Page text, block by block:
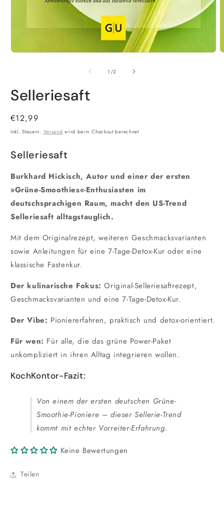
1 /von
2
Selleriesaft
Normaler
Preis
€12,99
Inkl. Steuern. Versand wird beim Checkout berechnet
Selleriesaft
Burkhard Hickisch, Autor und einer der ersten
»Grüne-Smoothies«-Enthusiasten im
deutschsprachigen Raum, macht den US-Trend
Selleriesaft alltagstauglich.
Mit dem Originalrezept, weiteren Geschmacksvarianten
sowie Anleitungen für eine 7-Tage-Detox-Kur oder eine
klassische Fastenkur.
Der kulinarische Fokus: Original-Selleriesaftrezept,
Geschmacksvarianten und eine 7-Tage-Detox-Kur.
Der Vibe: Pioniererfahren, praktisch und detox-orientiert.
Für wen: Für alle, die das grüne Power-Paket
unkompliziert in ihren Alltag integrieren wollen.
KochKontor-Fazit:
Von einem der ersten deutschen Grüne-
Smoothie-Pioniere – dieser Sellerie-Trend
kommt mit echter Vorreiter-Erfahrung.
Keine Bewertungen
Teilen